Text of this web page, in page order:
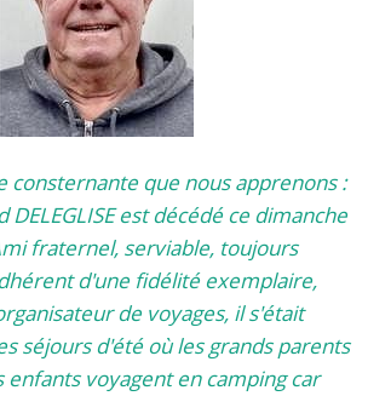
consternante que nous apprenons :
est décédé ce dimanche
fraternel, serviable, toujours
d'une fidélité exemplaire,
de voyages, il s'était
séjours d'été où les grands parents
enfants voyagent en camping car